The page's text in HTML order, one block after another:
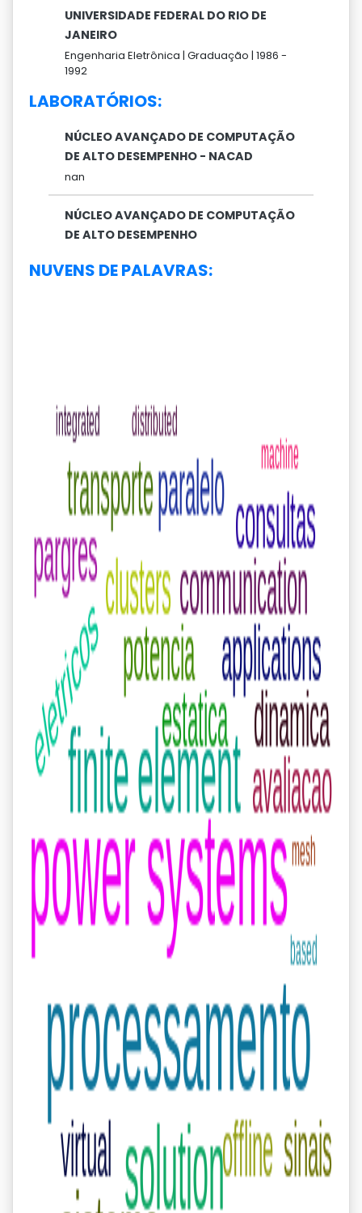
UNIVERSIDADE FEDERAL DO RIO DE
JANEIRO
Engenharia Eletrônica | Graduação | 1986 -
1992
LABORATÓRIOS:
NÚCLEO AVANÇADO DE COMPUTAÇÃO
DE ALTO DESEMPENHO - NACAD
nan
NÚCLEO AVANÇADO DE COMPUTAÇÃO
DE ALTO DESEMPENHO
NUVENS DE PALAVRAS: